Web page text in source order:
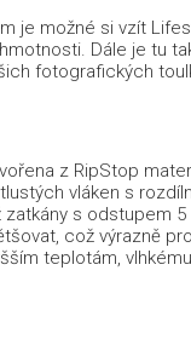
je možné si vzít
Dále je tu
fotografických
z RipStop
vláken s
s odstupem
což výrazně
teplotám,